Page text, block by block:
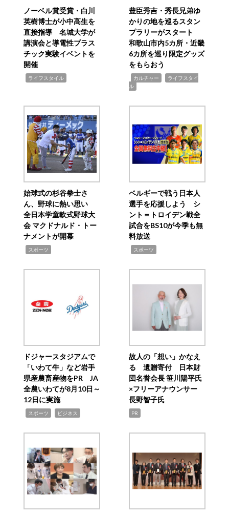
ノーベル賞受賞・白川
英樹博士が小中高生を
直接指導 名城大学が
講演会と導電性プラス
チック実験イベントを
開催
ライフスタイル
豊臣秀吉・秀長兄弟ゆ
かりの地を巡るスタン
プラリーがスタート
和歌山市内5カ所・近畿
6カ所を巡り限定グッズ
をもらおう
カルチャー
ライフスタイ
ル
始球式の杉谷拳士さ
ん、野球に熱い思い
全日本学童軟式野球大
会 マクドナルド・トー
ナメントが開幕
スポーツ
ベルギーで戦う日本人
選手を応援しよう シ
ント＝トロイデン戦全
試合をBS10が今季も無
料放送
スポーツ
ドジャースタジアムで
「いわて牛」など岩手
県産農畜産物をPR JA
全農いわてが8月10日～
12日に実施
スポーツ ビジネス
故人の「想い」かなえ
る 遺贈寄付 日本財
団名誉会長 笹川陽平氏
×フリーアナウンサー
長野智子氏
PR